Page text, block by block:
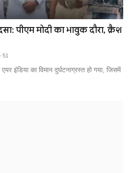
पीएम मोदी का भावुक दौरा, क्रैश
51
इंडिया का विमान दुर्घटनाग्रस्त हो गया, जिसमें